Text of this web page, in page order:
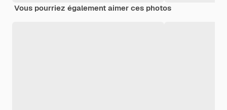
Vous pourriez également aimer ces photos